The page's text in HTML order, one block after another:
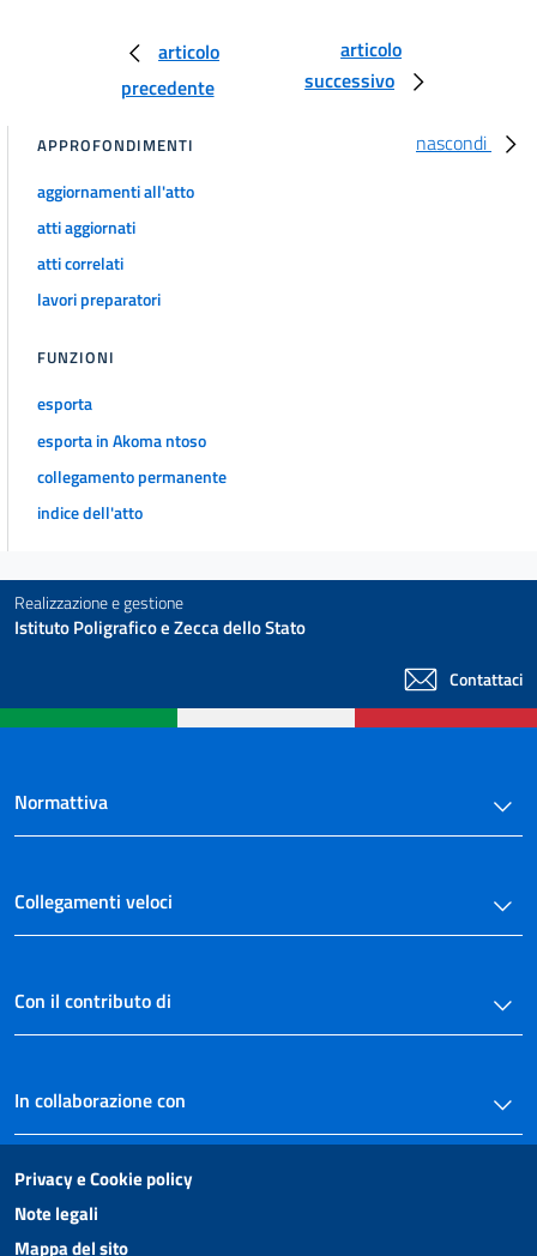
articolo
precedente
articolo
successivo
nascondi
APPROFONDIMENTI
aggiornamenti all'atto
atti aggiornati
atti correlati
lavori preparatori
FUNZIONI
esporta
esporta in Akoma ntoso
collegamento permanente
indice dell'atto
Realizzazione e gestione
Istituto Poligrafico e Zecca dello Stato
Contattaci
Normattiva
Collegamenti veloci
Con il contributo di
In collaborazione con
Privacy e Cookie policy
Note legali
Mappa del sito